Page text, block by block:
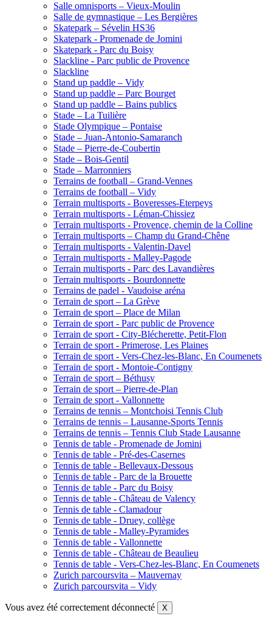
Salle omnisports – Vieux-Moulin
Salle de gymnastique – Les Bergières
Skatepark – Sévelin HS36
Skatepark - Promenade de Jomini
Skatepark - Parc du Boisy
Slackline - Parc public de Provence
Slackline
Stand up paddle – Vidy
Stand up paddle – Parc Bourget
Stand up paddle – Bains publics
Stade – La Tuilière
Stade Olympique – Pontaise
Stade – Juan-Antonio-Samaranch
Stade – Pierre-de-Coubertin
Stade – Bois-Gentil
Stade – Marronniers
Terrains de football – Grand-Vennes
Terrains de football – Vidy
Terrain multisports - Boveresses-Eterpeys
Terrain multisports - Léman-Chissiez
Terrain multisports - Provence, chemin de la Colline
Terrain multisports – Champ du Grand-Chêne
Terrain multisports - Valentin-Davel
Terrain multisports - Malley-Pagode
Terrain multisports - Parc des Lavandières
Terrain multisports - Bourdonnette
Terrains de padel - Vaudoise aréna
Terrain de sport – La Grève
Terrain de sport – Place de Milan
Terrain de sport - Parc public de Provence
Terrain de sport - City-Blécherette, Petit-Flon
Terrain de sport - Primerose, Les Plaines
Terrain de sport - Vers-Chez-les-Blanc, En Coumenets
Terrain de sport - Montoie-Contigny
Terrain de sport – Béthusy
Terrain de sport – Pierre-de-Plan
Terrain de sport - Vallonnette
Terrains de tennis – Montchoisi Tennis Club
Terrains de tennis – Lausanne-Sports Tennis
Terrains de tennis – Tennis Club Stade Lausanne
Tennis de table - Promenade de Jomini
Tennis de table - Pré-des-Casernes
Tennis de table - Bellevaux-Dessous
Tennis de table - Parc de la Brouette
Tennis de table - Parc du Boisy
Tennis de table - Château de Valency
Tennis de table - Clamadour
Tennis de table - Druey, collège
Tennis de table - Malley-Pyramides
Tennis de table - Vallonnette
Tennis de table - Château de Beaulieu
Tennis de table - Vers-Chez-les-Blanc, En Coumenets
Zurich parcoursvita – Mauvernay
Zurich parcoursvita – Vidy
Vous avez été correctement déconnecté X